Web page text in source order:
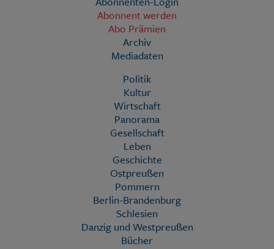
Abonnent werden
Abo Prämien
Archiv
Mediadaten
Politik
Kultur
Wirtschaft
Panorama
Gesellschaft
Leben
Geschichte
Ostpreußen
Pommern
Berlin-Brandenburg
Schlesien
Danzig und Westpreußen
Bücher